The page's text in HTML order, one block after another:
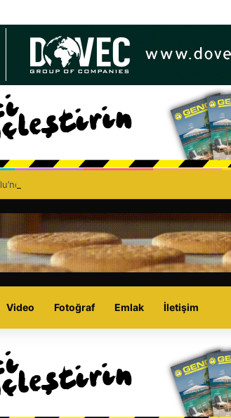
ölümlü trafik kazası: Turan Obalı yaşamını yitirdi!
Video Fotoğraf Emlak İletişim